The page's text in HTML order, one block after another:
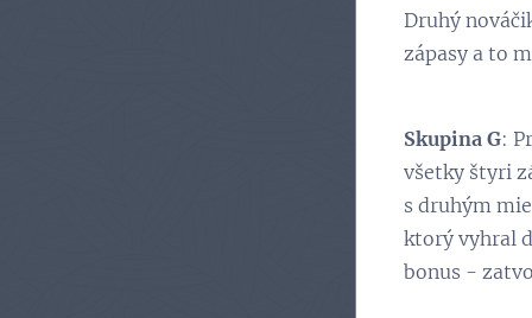
Druhý
zápasy a to
Skupina G:
všetky štyri
s druhým
ktorý vyhral
bonus -